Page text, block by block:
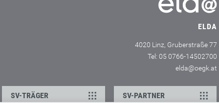
ELDA
4020 Linz, Gruberstraße 77
Tel: 05 0766-14502700
elda@oegk.at
SV-TRÄGER SV-PARTNER